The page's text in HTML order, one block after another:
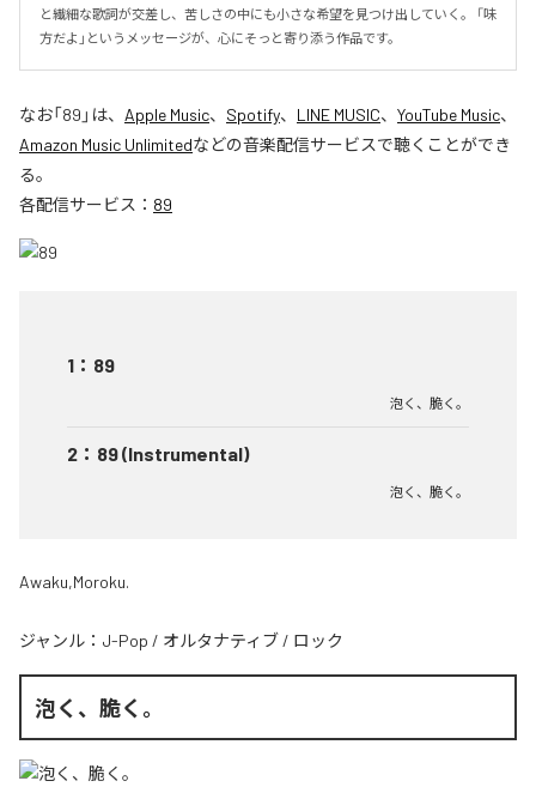
と繊細な歌詞が交差し、苦しさの中にも小さな希望を見つけ出していく。 「味
方だよ」というメッセージが、心にそっと寄り添う作品です。
なお「89 」は、 Apple Music、 Spotify、 LINE MUSIC、 YouTube Music、
Amazon Music Unlimitedなどの音楽配信サービスで聴くことができ
る。
各配信サービス： 89
1 ： 89
泡く、脆く。
2 ： 89 (Instrumental)
泡く、脆く。
Awaku,Moroku.
ジャンル： J-Pop / オルタナティブ / ロック
泡く、脆く。